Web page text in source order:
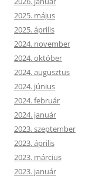
2025. május
2025. április
2024. november
2024. október
2024. augusztus
2024. június
2024. február
2024. január
2023. szeptember
2023. április
2023. március
2023. január